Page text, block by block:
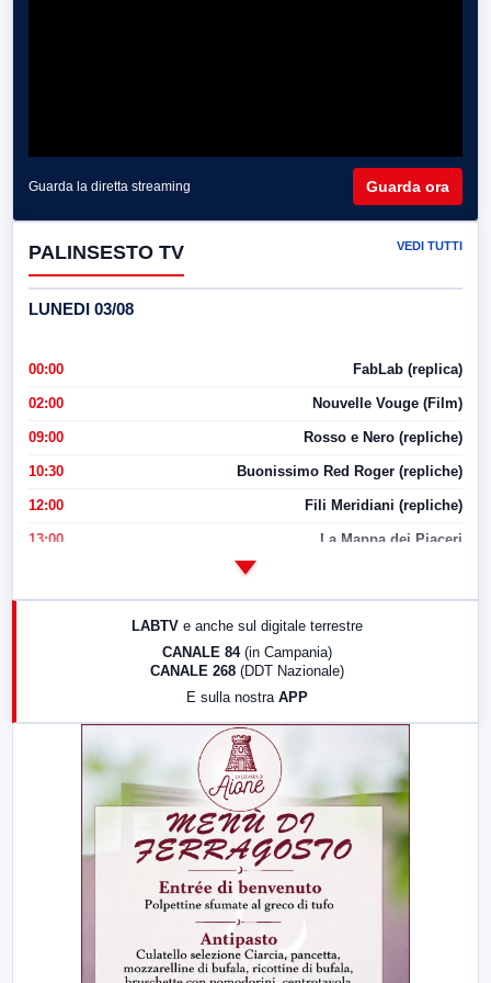
Guarda la diretta streaming Guarda ora
PALINSESTO TV VEDI TUTTI
LUNEDI 03/08
00:00 FabLab (replica)
02:00 Nouvelle Vouge (Film)
09:00 Rosso e Nero (repliche)
10:30 Buonissimo Red Roger (repliche)
12:00 Fili Meridiani (repliche)
13:00 La Mappa dei Piaceri
LABTV e anche sul digitale terrestre
CANALE 84 (in Campania)
CANALE 268 (DDT Nazionale)
E sulla nostra APP